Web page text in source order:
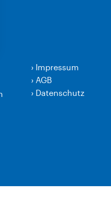
› Impressum
› AGB
› Datenschutz